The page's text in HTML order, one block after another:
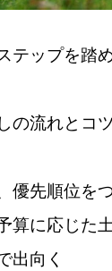
テップを踏
の流れとコ
優先順位を
算に応じた
出向く